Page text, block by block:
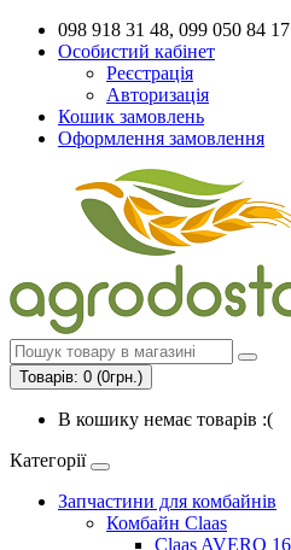
098 918 31 48, 099 050 84 17
Особистий кабінет
Реєстрація
Авторизація
Кошик замовлень
Оформлення замовлення
Товарів: 0 (0грн.)
В кошику немає товарів :(
Категорії
Запчастини для комбайнів
Комбайн Claas
Claas AVERO